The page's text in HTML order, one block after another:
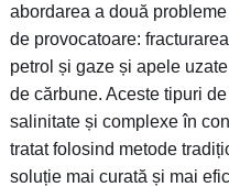
abordarea a două
de provocatoare:
petrol și gaze și apele
de cărbune. Aceste tipuri
salinitate și complexe în
tratat folosind metode
soluție mai curată și mai